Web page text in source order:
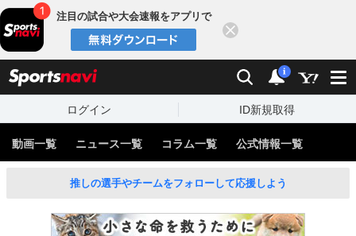
注目の試合や大会速報をアプリで
検索 通知
i
ログイン ID新規取得
動画一覧 ニュース一覧 コラム一覧 公式情報一覧
推しの選手やチームをフォローして応援しよう